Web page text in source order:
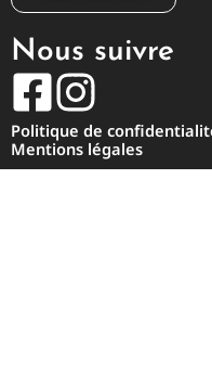
Nous suivre
Politique de
Mentions légales